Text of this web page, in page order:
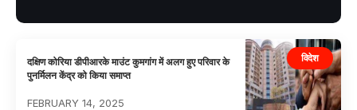
विदेश
दक्षिण कोरिया डीपीआरके माउंट कुमगांग में अलग हुए परिवार के
पुनर्मिलन केंद्र को किया समाप्त
FEBRUARY 14, 2025